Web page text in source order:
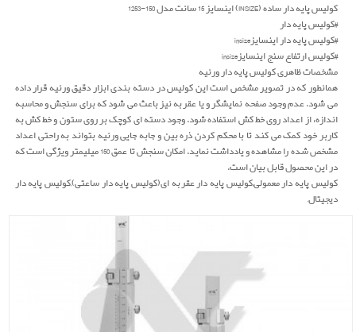
کولیس پایه دار ساده (INSIZE) اینسایز 15 سانت مدل 150-1253
#کولیس پایه دار
#کولیس پایه دار اینسایزinsize
#کولیس ارتفاع سنج اینسایزinsize
مشخصات ظاهری کولیس پایه دار ورنیه
همانطور که در تصویر مشخص است این کولیس در دسته بندی ابزار دقیق ورنیه قرار داده
می شود. عدم وجود صفحه نمایشگر و یا عقربه نیز باعث می شود که برای سنجش و محاسبه
اندازه، از اعداد روی خط کش استفاده شود. وجود دسته ای کوچک بر روی ستون و خط کش به
کاربر خود کمک می کند تا با محکم کردن ذره بین و جابه جایی ورنیه بتواند به راحتی اعداد
مشخص شده را مشاهده و یادداشت نماید. امکان سنجش تا عمق 150 میلیمتر ویژگی است که
در این محصول قابل بیان است.
کولیس پایه دار معمولی,کولیس پایه دار عقربه ای(کولیس پایه دار ساعتی),کولیس پایه دار
دیجیتال,